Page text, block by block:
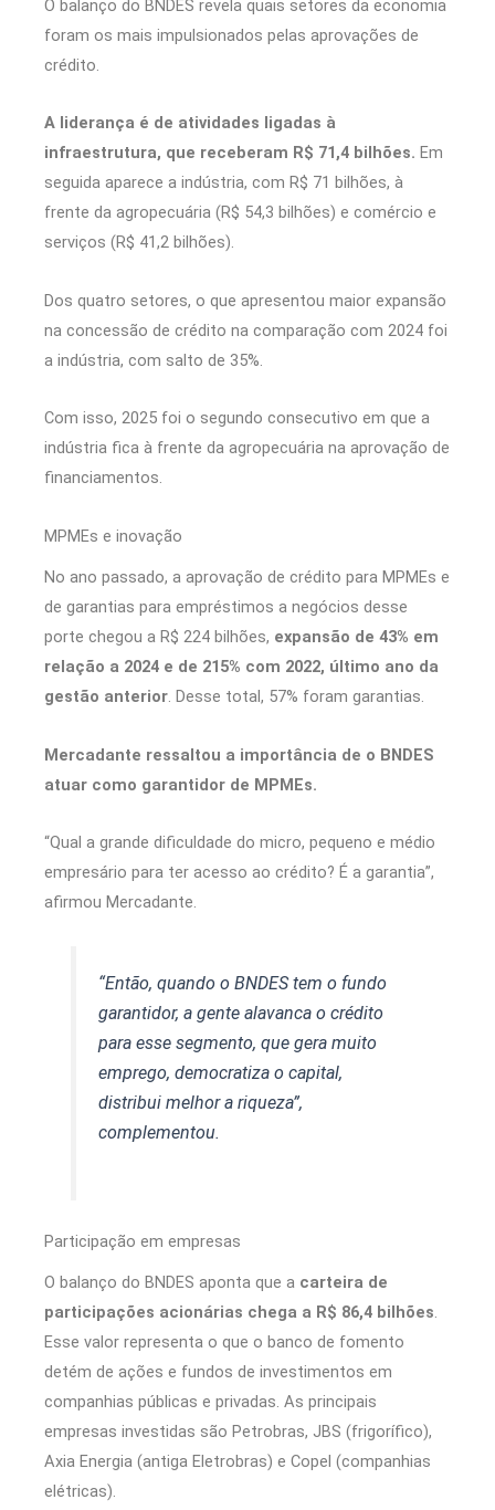
O balanço do BNDES revela quais setores da economia
foram os mais impulsionados pelas aprovações de
crédito.
A liderança é de atividades ligadas à
infraestrutura, que receberam R$ 71,4 bilhões. Em
seguida aparece a indústria, com R$ 71 bilhões, à
frente da agropecuária (R$ 54,3 bilhões) e comércio e
serviços (R$ 41,2 bilhões).
Dos quatro setores, o que apresentou maior expansão
na concessão de crédito na comparação com 2024 foi
a indústria, com salto de 35%.
Com isso, 2025 foi o segundo consecutivo em que a
indústria fica à frente da agropecuária na aprovação de
financiamentos.
MPMEs e inovação
No ano passado, a aprovação de crédito para MPMEs e
de garantias para empréstimos a negócios desse
porte chegou a R$ 224 bilhões, expansão de 43% em
relação a 2024 e de 215% com 2022, último ano da
gestão anterior. Desse total, 57% foram garantias.
Mercadante ressaltou a importância de o BNDES
atuar como garantidor de MPMEs.
“Qual a grande dificuldade do micro, pequeno e médio
empresário para ter acesso ao crédito? É a garantia”,
afirmou Mercadante.
“Então, quando o BNDES tem o fundo
garantidor, a gente alavanca o crédito
para esse segmento, que gera muito
emprego, democratiza o capital,
distribui melhor a riqueza”,
complementou.
Participação em empresas
O balanço do BNDES aponta que a carteira de
participações acionárias chega a R$ 86,4 bilhões.
Esse valor representa o que o banco de fomento
detém de ações e fundos de investimentos em
companhias públicas e privadas. As principais
empresas investidas são Petrobras, JBS (frigorífico),
Axia Energia (antiga Eletrobras) e Copel (companhias
elétricas).